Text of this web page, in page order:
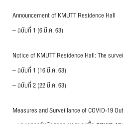
Announcement of KMUTT Residence Hall
– ฉบับที่ 1 (6 มี.ค. 63)
Notice of KMUTT Residence Hall: The
– ฉบับที่ 1 (16 มี.ค. 63)
– ฉบับที่ 2 (22 มี.ค. 63)
Measures and Surveillance of COVID-19